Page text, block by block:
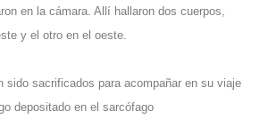
en la cámara. Allí hallaron dos cuerpos,
y el otro en el oeste.
sido sacrificados para acompañar en su viaje
depositado en el sarcófago